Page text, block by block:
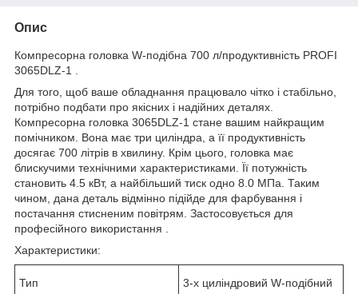
Опис
Компресорна головка W-подібна 700 л/продуктивність PROFI
3065DLZ-1 .
Для того, щоб ваше обладнання працювало чітко і стабільно,
потрібно подбати про якісних і надійних деталях.
Компресорна головка 3065DLZ-1 стане вашим найкращим
помічником. Вона має три циліндра, а її продуктивність
досягає 700 літрів в хвилину. Крім цього, головка має
блискучими технічними характеристиками. Її потужність
становить 4.5 кВт, а найбільший тиск одно 8.0 МПа. Таким
чином, дана деталь відмінно підійде для фарбування і
постачання стисненим повітрям. Застосовується для
професійного використання .
Характеристики:
Тип 3-х циліндровий W-подібний